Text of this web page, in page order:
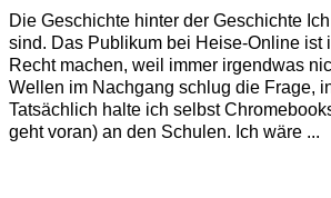
Die Geschichte hinter der Geschichte
sind. Das Publikum bei Heise-Online ist
Recht machen, weil immer irgendwas
Wellen im Nachgang schlug die Frage,
Tatsächlich halte ich selbst
geht voran) an den Schulen. Ich wäre ...